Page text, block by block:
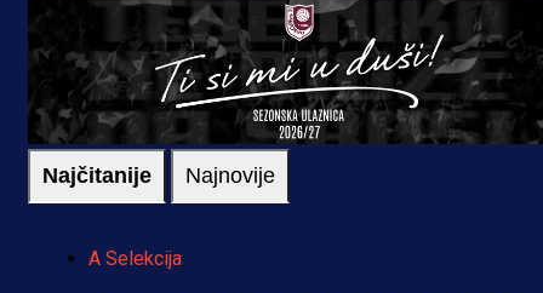
Najčitanije Najnovije
A Selekcija